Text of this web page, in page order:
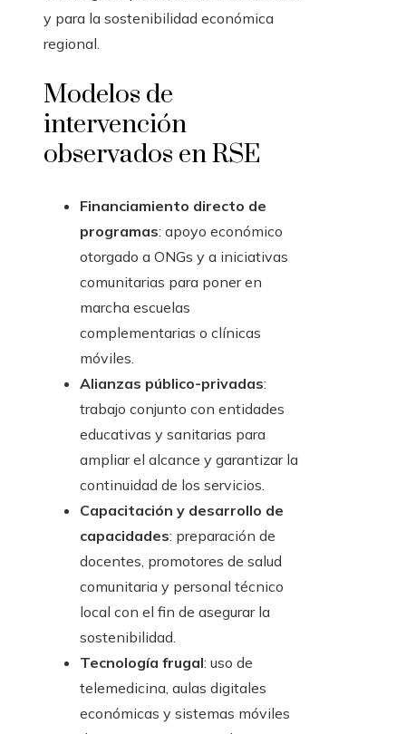
y para la sostenibilidad económica
regional.
Modelos de
intervención
observados en RSE
Financiamiento directo de
programas: apoyo económico
otorgado a ONGs y a iniciativas
comunitarias para poner en
marcha escuelas
complementarias o clínicas
móviles.
Alianzas público-privadas:
trabajo conjunto con entidades
educativas y sanitarias para
ampliar el alcance y garantizar la
continuidad de los servicios.
Capacitación y desarrollo de
capacidades: preparación de
docentes, promotores de salud
comunitaria y personal técnico
local con el fin de asegurar la
sostenibilidad.
Tecnología frugal: uso de
telemedicina, aulas digitales
económicas y sistemas móviles